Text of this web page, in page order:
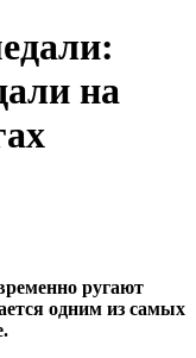
на
ругают
одним из самых